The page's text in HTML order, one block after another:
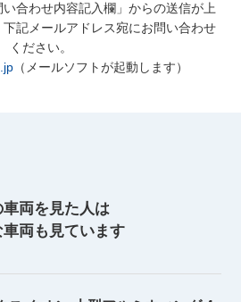
合わせ内容記入欄」からの送信が上
記メールアドレス宛にお問い合わせ
ください。
（メールソフトが起動します）
車両を見た人は
車両も見ています